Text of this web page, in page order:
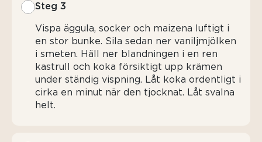
Steg 3
Vispa äggula, socker och maizena luftigt i
en stor bunke. Sila sedan ner vaniljmjölken
i smeten. Häll ner blandningen i en ren
kastrull och koka försiktigt upp krämen
under ständig vispning. Låt koka ordentligt i
cirka en minut när den tjocknat. Låt svalna
helt.